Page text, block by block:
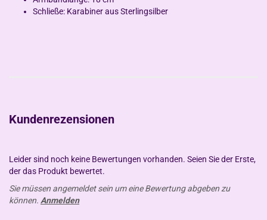
Schließe: Karabiner aus Sterlingsilber
Kundenrezensionen
Leider sind noch keine Bewertungen vorhanden. Seien Sie der Erste,
der das Produkt bewertet.
Sie müssen angemeldet sein um eine Bewertung abgeben zu
können. Anmelden